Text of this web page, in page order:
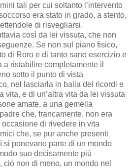
tali per cui soltanto l’intervento
era stato in grado, a stento,
di risvegliarsi.
così da lei vissuta, che non
Se non sul piano fisico,
di Roro e di tanto sano esercizio e
ristabilire completamente il
sotto il punto di vista
nel lasciarla in balia dei ricordi e
vita, e di un’altra vita da lei vissuta
amate, a una gemella
che, francamente, non era
di rivedere in vita
che, se pur anche presenti
si ponevano parte di un mondo
suo decisamente più
non di meno, un mondo nel